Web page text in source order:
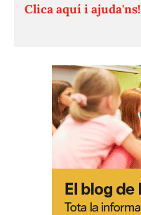
Clica aquí i ajuda'ns!